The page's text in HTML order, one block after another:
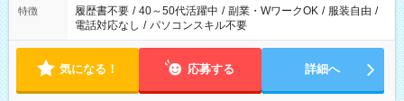
特徴 履歴書不要 / 40～50代活躍中 / 副業・WワークOK / 服装自由 /
電話対応なし / パソコンスキル不要
気になる！ 応募する 詳細へ